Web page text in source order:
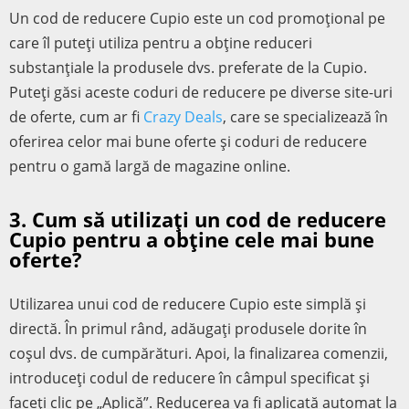
Un cod de reducere Cupio este un cod promoțional pe
care îl puteți utiliza pentru a obține reduceri
substanțiale la produsele dvs. preferate de la Cupio.
Puteți găsi aceste coduri de reducere pe diverse site-uri
de oferte, cum ar fi Crazy Deals, care se specializează în
oferirea celor mai bune oferte și coduri de reducere
pentru o gamă largă de magazine online.
3. Cum să utilizați un cod de reducere
Cupio pentru a obține cele mai bune
oferte?
Utilizarea unui cod de reducere Cupio este simplă și
directă. În primul rând, adăugați produsele dorite în
coșul dvs. de cumpărături. Apoi, la finalizarea comenzii,
introduceți codul de reducere în câmpul specificat și
faceți clic pe „Aplică”. Reducerea va fi aplicată automat la